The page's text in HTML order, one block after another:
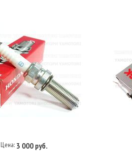
В корзину
Цена: 3 000 руб.